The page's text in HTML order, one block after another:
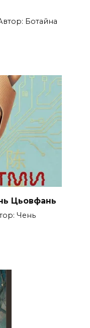
Ботайна
Цьовфань
Чень